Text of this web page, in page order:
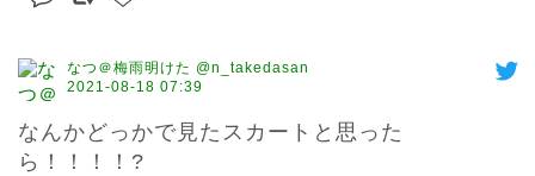
なつ＠梅雨明けた @n_takedasan
2021-08-18 07:39
なんかどっかで見たスカートと思った
ら！！！！?